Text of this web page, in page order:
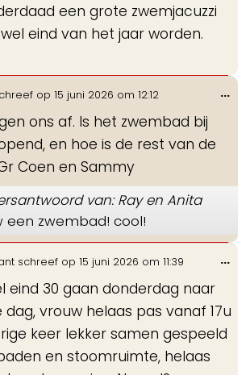
een grote zwemjacuzzi
eind van het jaar worden.
op 15 juni 2026 om 12:12
ons af. Is het zwembad bij
en hoe is de rest van de
Coen en Sammy
van: Ray en Anita
een zwembad! cool!
...
schreef op 15 juni 2026 om 11:39
eind 30 gaan donderdag naar
dag, vrouw helaas pas vanaf 17u
keer lekker samen gespeeld
en stoomruimte, helaas
...